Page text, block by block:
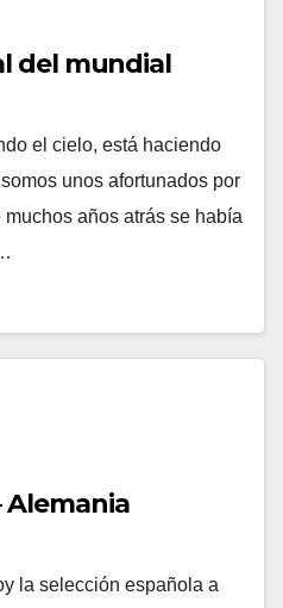
del mundial
el cielo, está haciendo
unos afortunados por
años atrás se había
Alemania
la selección española a